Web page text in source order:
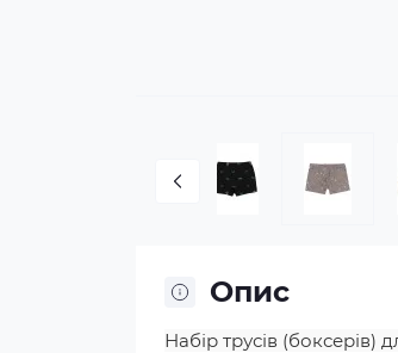
Опис
Набір трусів (боксерів)